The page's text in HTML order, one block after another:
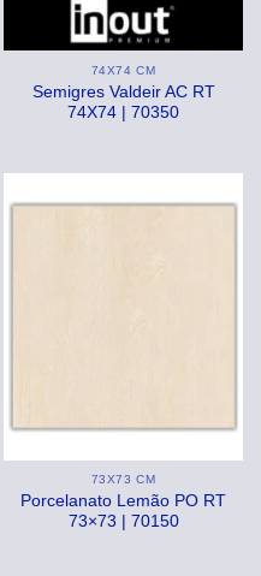
74X74 CM
Semigres Valdeir AC RT
74X74 | 70350
73X73 CM
Porcelanato Lemão PO RT
73×73 | 70150